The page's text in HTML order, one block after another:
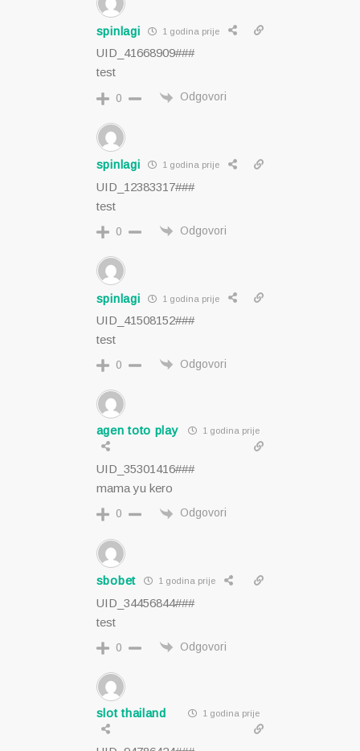
spinlagi 1 godina prije
UID_41668909###
test
0 Odgovori
spinlagi 1 godina prije
UID_12383317###
test
0 Odgovori
spinlagi 1 godina prije
UID_41508152###
test
0 Odgovori
agen toto play 1 godina prije
UID_35301416###
mama yu kero
0 Odgovori
sbobet 1 godina prije
UID_34456844###
test
0 Odgovori
slot thailand 1 godina prije